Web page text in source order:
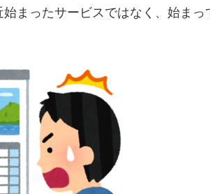
まったサービスではなく、始まっ